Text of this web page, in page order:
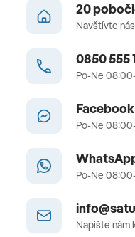
20
Navštívte
0850 555
Po-Ne
Po-Ne
Po-Ne
Napíšte nám